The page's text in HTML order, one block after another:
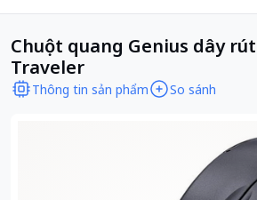
Chuột quang Genius dây
Traveler
Thông tin sản phẩm So sánh